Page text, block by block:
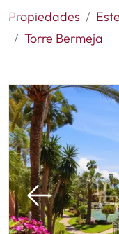
Propiedades
Torre Bermeja